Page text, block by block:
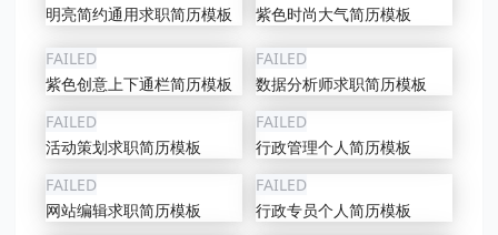
明亮简约通用求职简历模板
紫色时尚大气简历模板
FAILED
紫色创意上下通栏简历模板
FAILED
数据分析师求职简历模板
FAILED
活动策划求职简历模板
FAILED
行政管理个人简历模板
FAILED
网站编辑求职简历模板
FAILED
行政专员个人简历模板